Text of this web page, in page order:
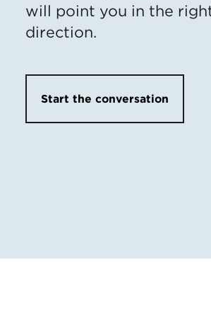
will point you in the
direction.
Start the conversation